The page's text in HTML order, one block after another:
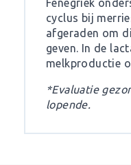
Fenegriek
cyclus bij
afgeraden om
geven. In de
melkproductie
*Evaluatie
lopende.